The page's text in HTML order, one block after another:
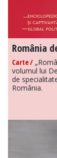
România
Carte /
volumul lui
de
România.